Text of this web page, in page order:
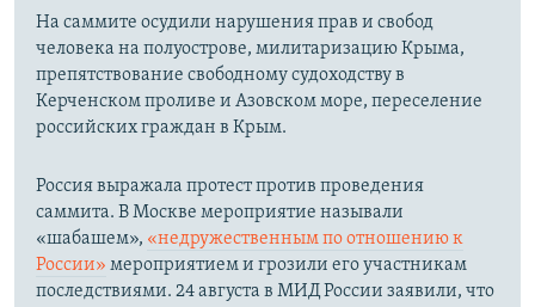
На саммите осудили нарушения прав и свобод
человека на полуострове, милитаризацию Крыма,
препятствование свободному судоходству в
Керченском проливе и Азовском море, переселение
российских граждан в Крым.
Россия выражала протест против проведения
саммита. В Москве мероприятие называли
«шабашем», «недружественным по отношению к
России» мероприятием и грозили его участникам
последствиями. 24 августа в МИД России заявили, что